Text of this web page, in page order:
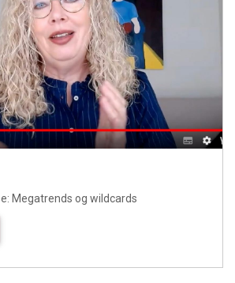
Megatrends og wildcards